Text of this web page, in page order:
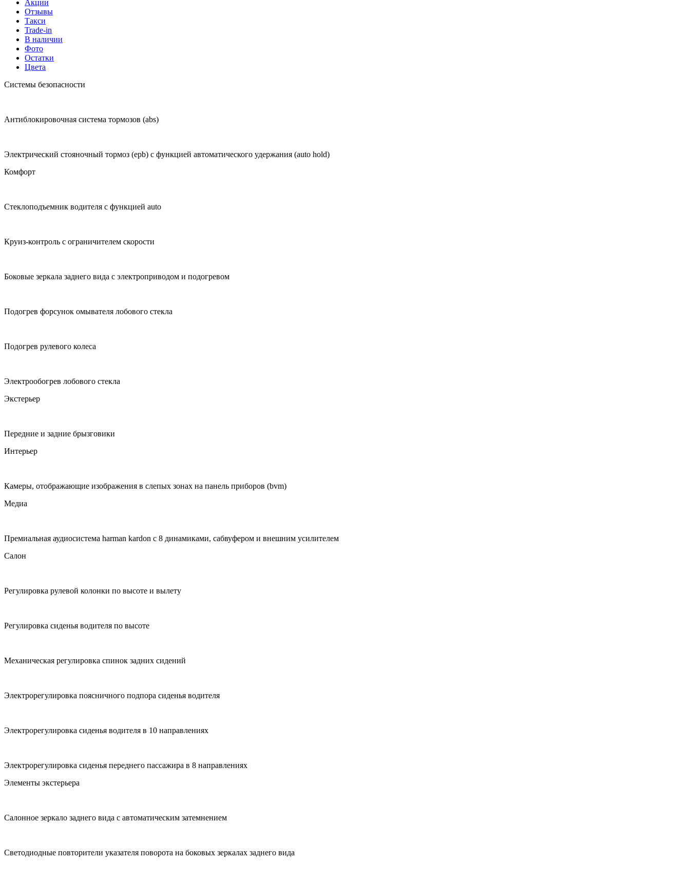
Акции
Отзывы
Такси
Trade-in
В наличии
Фото
Остатки
Цвета
Системы безопасности
Антиблокировочная система тормозов (abs)
Электрический стояночный тормоз (epb) с функцией автоматического удержания (auto hold)
Комфорт
Стеклоподъемник водителя с функцией auto
Круиз-контроль с ограничителем скорости
Боковые зеркала заднего вида с электроприводом и подогревом
Подогрев форсунок омывателя лобового стекла
Подогрев рулевого колеса
Электрообогрев лобового стекла
Экстерьер
Передние и задние брызговики
Интерьер
Камеры, отображающие изображения в слепых зонах на панель приборов (bvm)
Медиа
Премиальная аудиосистема harman kardon c 8 динамиками, сабвуфером и внешним усилителем
Салон
Регулировка рулевой колонки по высоте и вылету
Регулировка сиденья водителя по высоте
Механическая регулировка спинок задних сидений
Электрорегулировка поясничного подпора сиденья водителя
Электрорегулировка сиденья водителя в 10 направлениях
Электрорегулировка сиденья переднего пассажира в 8 направлениях
Элементы экстерьера
Салонное зеркало заднего вида с автоматическим затемнением
Cветодиодные повторители указателя поворота на боковых зеркалах заднего вида